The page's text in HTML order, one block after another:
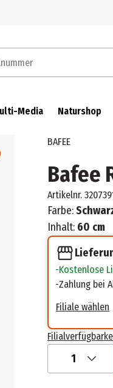
Media Naturshop
BAFEE
Bafee
Artikelnr.
Farbe:
Inhalt: 60 cm
Kostenlose
Zahlung bei
Filiale wählen
1